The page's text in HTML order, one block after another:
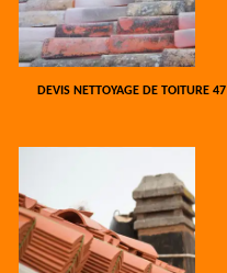
DEVIS NETTOYAGE DE TOITURE 47